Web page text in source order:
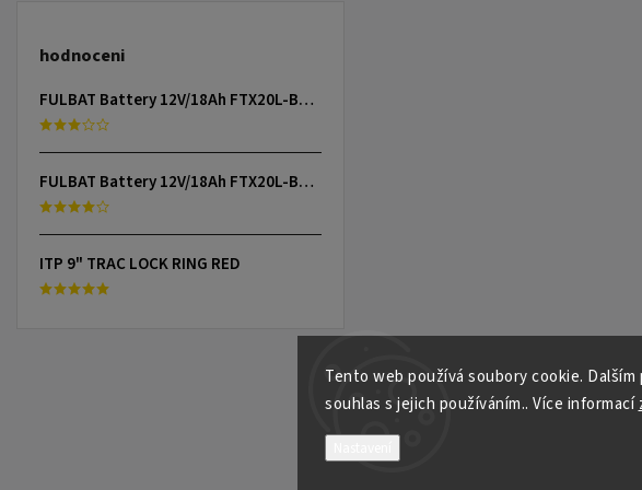
Tento web používá soubory cookie.
souhlas s jejich používáním.. Více informací
hodnoceni
FULBAT Battery 12V/18Ah FTX20L-BS (YTX20L-BS) Linhai 300-800, TGB 325-1000, CAN-AM, YAMAHA
FULBAT Battery 12V/18Ah FTX20L-BS (YTX20L-BS) Linhai 300-800, TGB 325-1000, CAN-AM, YAMAHA
ITP 9" TRAC LOCK RING RED